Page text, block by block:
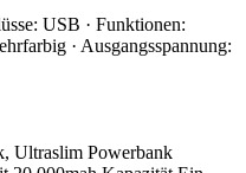
USB · Funktionen:
· Ausgangsspannung: